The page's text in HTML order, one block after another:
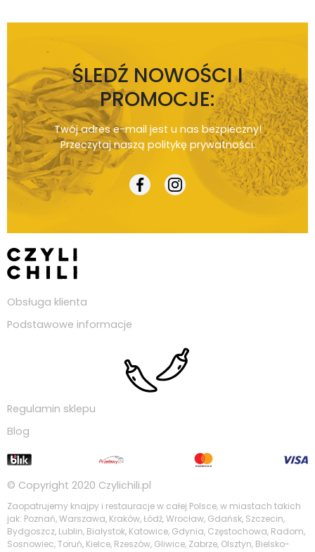
ŚLEDŹ NOWOŚCI I
PROMOCJE:
Twój adres e-mail jest u nas bezpieczny!
Przeczytaj naszą politykę prywatności.
Obsługa klienta
Podstawowe informacje
Regulamin sklepu
Blog
© Copyright 2020 Czylichili.pl
Zaopatrujemy knajpy i restauracje w całej Polsce, w miastach takich
jak: Poznań, Warszawa, Kraków, Łódź, Wrocław, Gdańsk, Szczecin,
Bydgoszcz, Lublin, Białystok, Katowice, Gdynia, Częstochowa, Radom,
Sosnowiec, Toruń, Kielce, Rzeszów, Gliwice, Zabrze, Olsztyn, Bielsko-